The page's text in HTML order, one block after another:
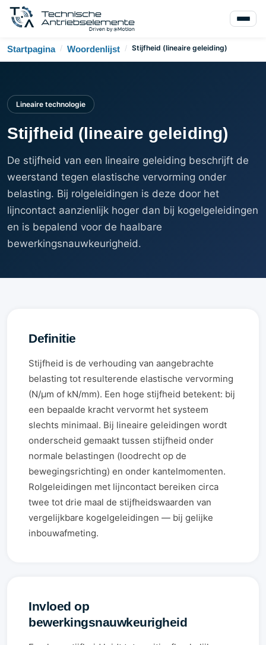
Startpagina / Woordenlijst / Stijfheid (lineaire geleiding)
Lineaire technologie
Stijfheid (lineaire geleiding)
De stijfheid van een lineaire geleiding beschrijft de
weerstand tegen elastische vervorming onder
belasting. Bij rolgeleidingen is deze door het
lijncontact aanzienlijk hoger dan bij kogelgeleidingen
en is bepalend voor de haalbare
bewerkingsnauwkeurigheid.
Definitie
Stijfheid is de verhouding van aangebrachte
belasting tot resulterende elastische vervorming
(N/µm of kN/mm). Een hoge stijfheid betekent: bij
een bepaalde kracht vervormt het systeem
slechts minimaal. Bij lineaire geleidingen wordt
onderscheid gemaakt tussen stijfheid onder
normale belastingen (loodrecht op de
bewegingsrichting) en onder kantelmomenten.
Rolgeleidingen met lijncontact bereiken circa
twee tot drie maal de stijfheidswaarden van
vergelijkbare kogelgeleidingen — bij gelijke
inbouwafmeting.
Invloed op
bewerkingsnauwkeurigheid